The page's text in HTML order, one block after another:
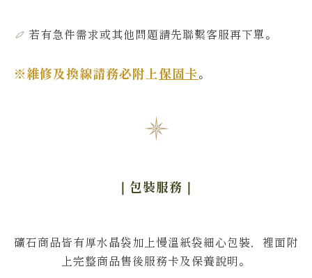
若有急件需求或其他問題請先聯繫客服再下單。
※維修及換線請務必附上保固卡。
｜包裝服務 ｜
礦石商品皆有厚水晶袋加上慢溫紙袋細心包裝，裡面附
上完整商品售後服務卡及保養說明。